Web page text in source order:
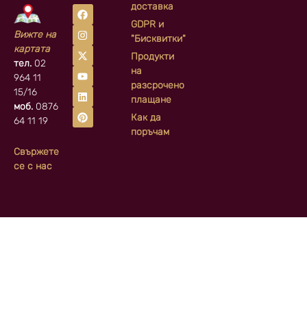
Вижте на
картата
тел. 02
964 11
15/16
моб. 0876
64 11 19
Свържете
се с нас
доставка
GDPR и
"Бисквитки"
Продукти
на
разсрочено
плащане
Как да
поръчам